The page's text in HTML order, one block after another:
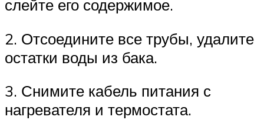
слейте его содержимое.
2. Отсоедините все трубы, удалите
остатки воды из бака.
3. Снимите кабель питания с
нагревателя и термостата.